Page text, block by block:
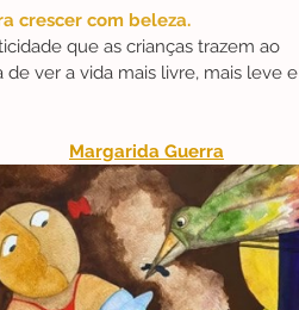
crescer com beleza.
que as crianças trazem ao
ver a vida mais livre, mais leve e
Margarida Guerra